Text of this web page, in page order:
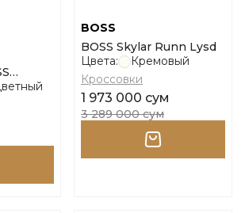
37
BOSS
BOSS Skylar Runn Lysd
Цвета:
Кремовый
Кроссовки
1 973 000 сум
3 289 000 сум